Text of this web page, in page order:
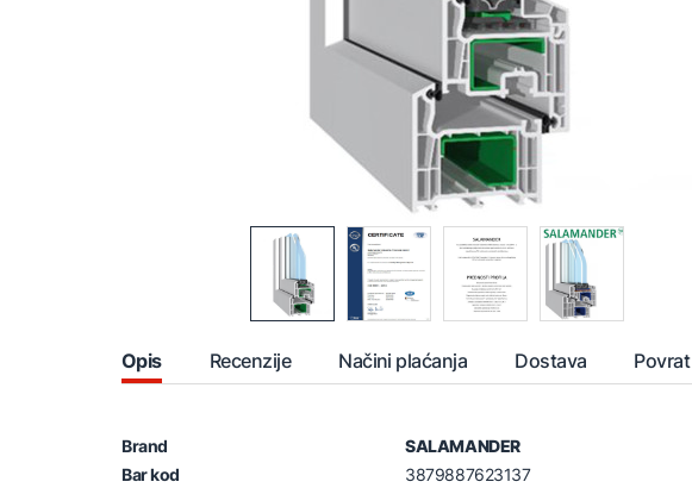
Opis Recenzije Načini plaćanja Dostava Povrat
Brand
SALAMANDER
Bar kod
3879887623137